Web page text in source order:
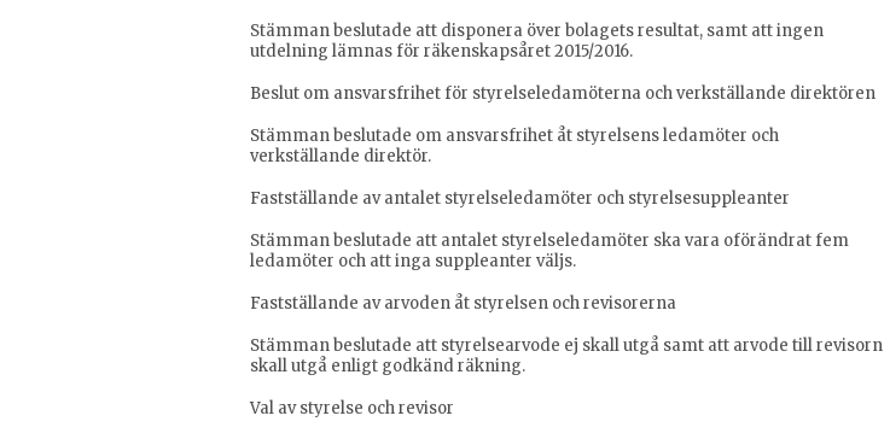
Stämman beslutade att disponera över bolagets resultat, samt att ingen
utdelning lämnas för räkenskapsåret 2015/2016.
Beslut om ansvarsfrihet för styrelseledamöterna och verkställande direktören
Stämman beslutade om ansvarsfrihet åt styrelsens ledamöter och
verkställande direktör.
Fastställande av antalet styrelseledamöter och styrelsesuppleanter
Stämman beslutade att antalet styrelseledamöter ska vara oförändrat fem
ledamöter och att inga suppleanter väljs.
Fastställande av arvoden åt styrelsen och revisorerna
Stämman beslutade att styrelsearvode ej skall utgå samt att arvode till revisorn
skall utgå enligt godkänd räkning.
Val av styrelse och revisor